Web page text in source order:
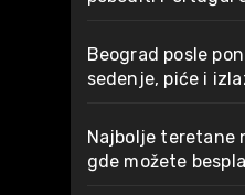
Beograd posle
sedenje, piće i
Najbolje teretane
gde možete